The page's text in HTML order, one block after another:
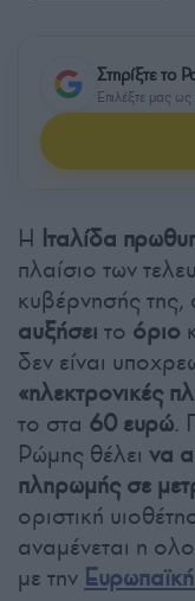
Στηρίξτε το
Επιλέξτε μας ως
Η Ιταλίδα
πλαίσιο των
κυβέρνησής της,
αυξήσει το όριο
δεν είναι
«ηλεκτρονικές
το στα 60 ευρώ.
Ρώμης θέλει να
πληρωμής σε
οριστική
αναμένεται η
με την